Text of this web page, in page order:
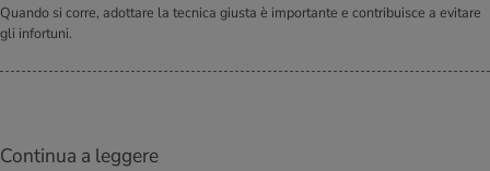
Quando si corre, adottare la tecnica giusta è importante e contribuisce a evitare
gli infortuni.
Continua a leggere